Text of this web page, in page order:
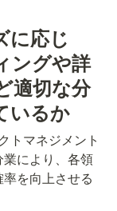
に応じ
ングや詳
適切な分
いるか
トマネジメント
により、各領
を向上させる